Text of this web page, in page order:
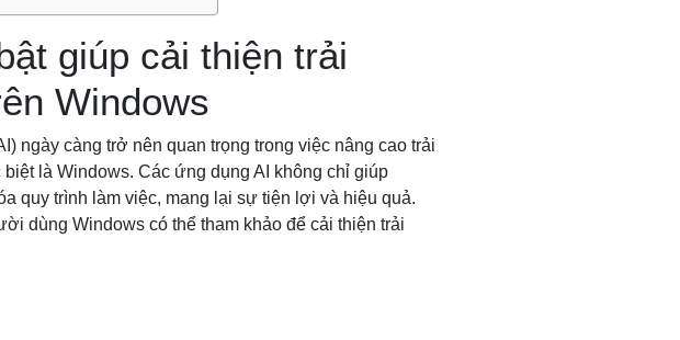
giúp cải thiện trải
Windows
ngày càng trở nên quan trọng trong việc nâng cao trải
là Windows. Các ứng dụng AI không chỉ giúp
quy trình làm việc, mang lại sự tiện lợi và hiệu quả.
dùng Windows có thể tham khảo để cải thiện trải